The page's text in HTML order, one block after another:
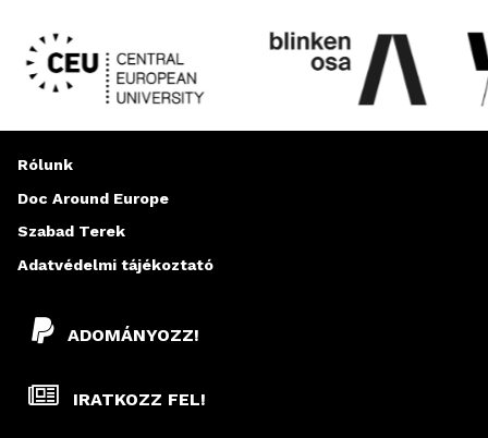
ADOMÁNYOZZ!
IRATKOZZ FEL!
Rólunk
Doc Around Europe
Szabad Terek
Adatvédelmi tájékoztató